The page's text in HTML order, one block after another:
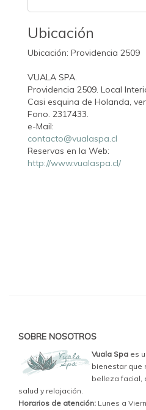
Ubicación
Ubicación: Providencia 2509
VUALA SPA.
Providencia 2509. Local
Casi esquina de Holanda,
Fono. 2317433.
e-Mail:
contacto@vualaspa.cl
Reservas en la Web:
http://www.vualaspa.cl/
SOBRE NOSOTROS
Vuala Spa es
bienestar que
belleza facial,
salud y relajación.
Horarios de atención: Lunes a